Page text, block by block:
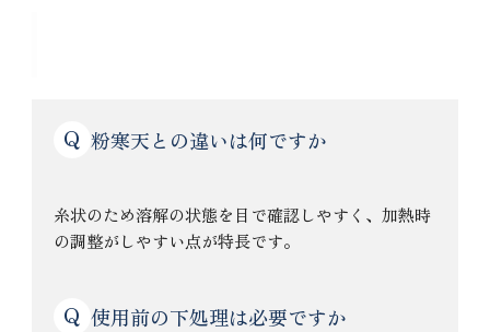
Q 粉寒天との違いは何ですか
糸状のため溶解の状態を目で確認しやすく、加熱時
の調整がしやすい点が特長です。
Q 使用前の下処理は必要ですか